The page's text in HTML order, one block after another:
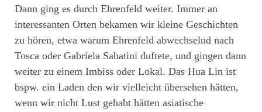
Dann ging es durch Ehrenfeld weiter. Immer an
interessanten Orten bekamen wir kleine Geschichten
zu hören, etwa warum Ehrenfeld abwechselnd nach
Tosca oder Gabriela Sabatini duftete, und gingen dann
weiter zu einem Imbiss oder Lokal. Das Hua Lin ist
bspw. ein Laden den wir vielleicht übersehen hätten,
wenn wir nicht Lust gehabt hätten asiatische